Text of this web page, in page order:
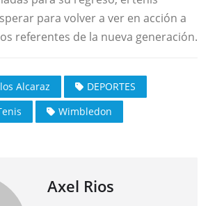
para volver a ver en acción a
referentes de la nueva generación.
Alcaraz
DEPORTES
Wimbledon
Axel Rios